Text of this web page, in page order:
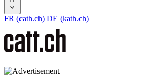
FR (cath.ch) DE (kath.ch)